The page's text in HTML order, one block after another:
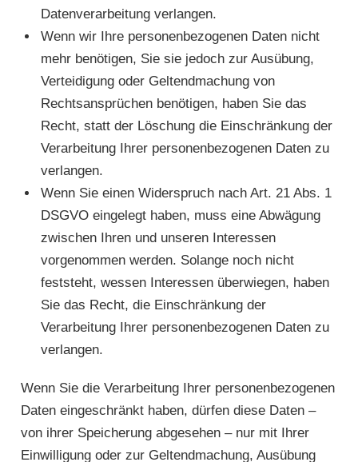
Datenverarbeitung verlangen.
Wenn wir Ihre personenbezogenen Daten nicht
mehr benötigen, Sie sie jedoch zur Ausübung,
Verteidigung oder Geltendmachung von
Rechtsansprüchen benötigen, haben Sie das
Recht, statt der Löschung die Einschränkung der
Verarbeitung Ihrer personenbezogenen Daten zu
verlangen.
Wenn Sie einen Widerspruch nach Art. 21 Abs. 1
DSGVO eingelegt haben, muss eine Abwägung
zwischen Ihren und unseren Interessen
vorgenommen werden. Solange noch nicht
feststeht, wessen Interessen überwiegen, haben
Sie das Recht, die Einschränkung der
Verarbeitung Ihrer personenbezogenen Daten zu
verlangen.
Wenn Sie die Verarbeitung Ihrer personenbezogenen
Daten eingeschränkt haben, dürfen diese Daten –
von ihrer Speicherung abgesehen – nur mit Ihrer
Einwilligung oder zur Geltendmachung, Ausübung